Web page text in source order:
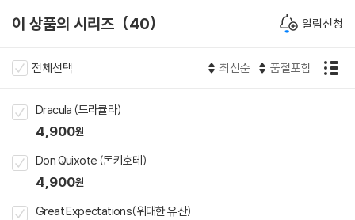
이 상품의 시리즈 40 알림신청
전체선택 최신순 품절포함
Dracula (드라큘라)
4,900원
Don Quixote (돈키호테)
4,900원
Great Expectations(위대한 유산)